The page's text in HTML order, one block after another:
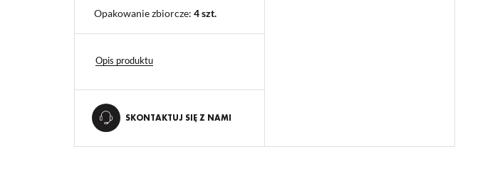
Opakowanie zbiorcze:4 szt.
Opis produktu
SKONTAKTUJ SIĘ Z NAMI